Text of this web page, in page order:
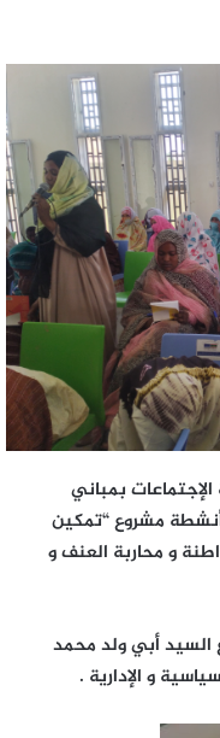
بمباني
مشروع “تمكين
و محاربة العنف و
السيد أبي ولد محمد
و الإدارية .